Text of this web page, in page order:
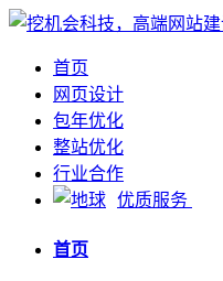
首页
网页设计
包年优化
整站优化
行业合作
优质服务
首页